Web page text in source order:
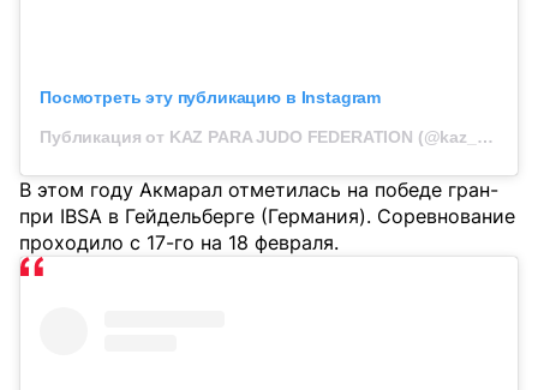
Посмотреть эту публикацию в Instagram
Публикация от KAZ PARA JUDO FEDERATION (@kaz_para_judo)
В этом году Акмарал отметилась на победе гран-
при IBSA в Гейдельберге (Германия). Соревнование
проходило с 17-го на 18 февраля.